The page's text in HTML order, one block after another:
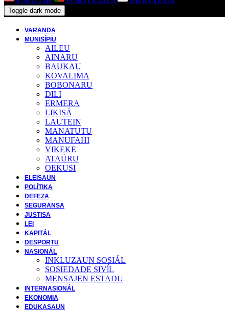
Toggle dark mode
VARANDA
MUNISÍPIU
AILEU
AINARU
BAUKAU
KOVALIMA
BOBONARU
DILI
ERMERA
LIKISÁ
LAUTEIN
MANATUTU
MANUFAHI
VIKEKE
ATAÚRU
OEKUSI
ELEISAUN
POLÍTIKA
DEFEZA
SEGURANSA
JUSTISA
LEI
KAPITÁL
DESPORTU
NASIONÁL
INKLUZAUN SOSIÁL
SOSIEDADE SIVĺL
MENSAJEN ESTADU
INTERNASIONÁL
EKONOMIA
EDUKASAUN